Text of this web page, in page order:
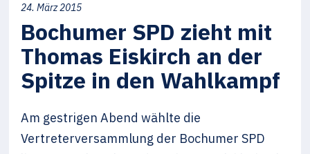
24. März 2015
Bochumer SPD zieht mit
Thomas Eiskirch an der
Spitze in den Wahlkampf
Am gestrigen Abend wählte die
Vertreterversammlung der Bochumer SPD